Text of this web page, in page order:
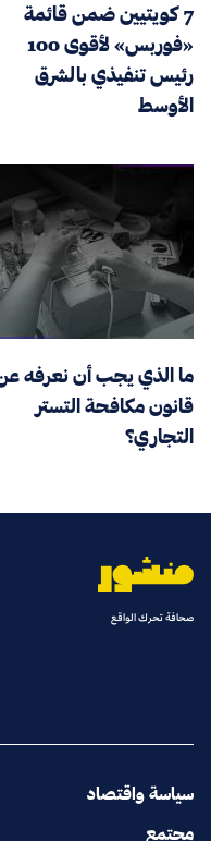
7 كويتيين ضمن قائمة
«فوربس» لأقوى 100
رئيس تنفيذي بالشرق
الأوسط
ما الذي يجب أن نعرفه عن
قانون مكافحة التستر
التجاري؟
صحافة تحرك الواقع
سياسة واقتصاد
مجتمع